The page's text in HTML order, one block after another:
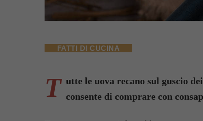
FATTI DI CUCINA
T utte le uova recano sul guscio
consente di comprare con